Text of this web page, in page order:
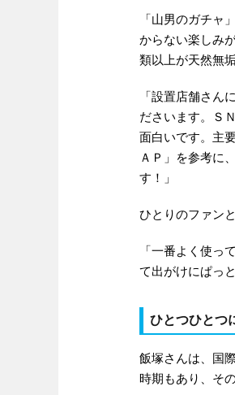
「山男のガチャ
からない楽しみ
類以上が天然無
「設置店舗さん
ださいます。Ｓ
面白いです。主
ＡＰ」を参考に
す！」
ひとりのファン
「一番よく使っ
て出がけにぱっ
ひとつひとつ
飯塚さんは、国
時期もあり、そ